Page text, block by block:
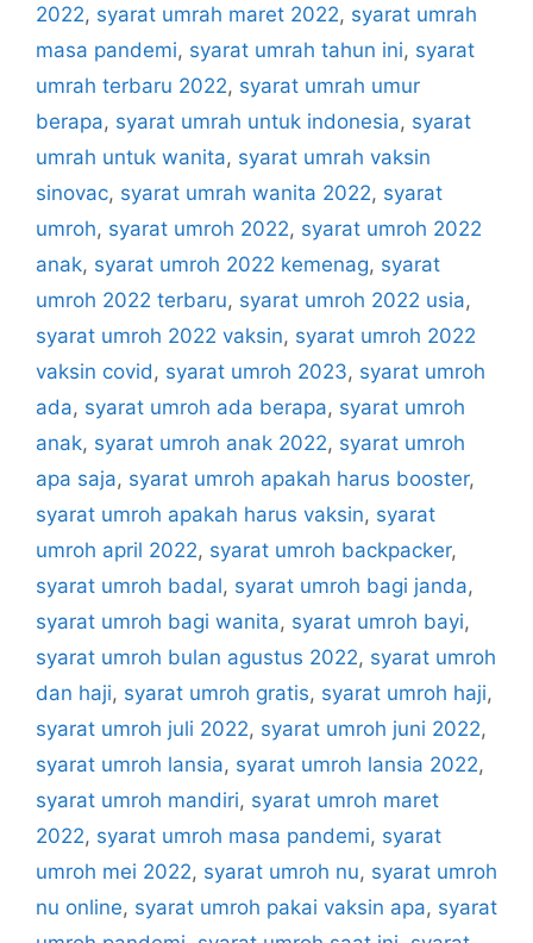
2022, syarat umrah maret 2022, syarat umrah
masa pandemi, syarat umrah tahun ini, syarat
umrah terbaru 2022, syarat umrah umur
berapa, syarat umrah untuk indonesia, syarat
umrah untuk wanita, syarat umrah vaksin
sinovac, syarat umrah wanita 2022, syarat
umroh, syarat umroh 2022, syarat umroh 2022
anak, syarat umroh 2022 kemenag, syarat
umroh 2022 terbaru, syarat umroh 2022 usia,
syarat umroh 2022 vaksin, syarat umroh 2022
vaksin covid , syarat umroh 2023, syarat umroh
ada, syarat umroh ada berapa, syarat umroh
anak, syarat umroh anak 2022, syarat umroh
apa saja, syarat umroh apakah harus booster,
syarat umroh apakah harus vaksin, syarat
umroh april 2022, syarat umroh backpacker,
syarat umroh badal, syarat umroh bagi janda,
syarat umroh bagi wanita, syarat umroh bayi,
syarat umroh bulan agustus 2022, syarat umroh
dan haji, syarat umroh gratis, syarat umroh haji,
syarat umroh juli 2022, syarat umroh juni 2022,
syarat umroh lansia, syarat umroh lansia 2022,
syarat umroh mandiri, syarat umroh maret
2022, syarat umroh masa pandemi, syarat
umroh mei 2022, syarat umroh nu, syarat umroh
nu online, syarat umroh pakai vaksin apa, syarat